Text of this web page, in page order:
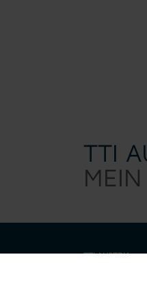
TTI
TTI AUSTRIA